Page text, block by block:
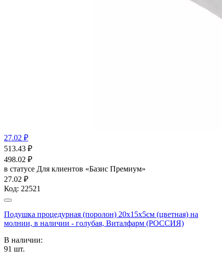
27.02 ₽
513.43 ₽
498.02 ₽
в статусе Для клиентов «Базис Премиум»
27.02 ₽
Код: 22521
Подушка процедурная (поролон) 20х15х5см (цветная) на
молнии, в наличии - голубая, Виталфарм (РОССИЯ)
В наличии:
91 шт.